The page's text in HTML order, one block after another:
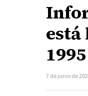
está
1995
7 de junio de